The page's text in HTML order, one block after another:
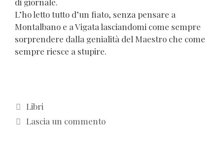
L’ho letto tutto d’un fiato, senza pensare a
Montalbano e a Vigata lasciandomi come sempre
sorprendere dalla genialità del Maestro che come
sempre riesce a stupire.
Categorie
Libri
Lascia un commento